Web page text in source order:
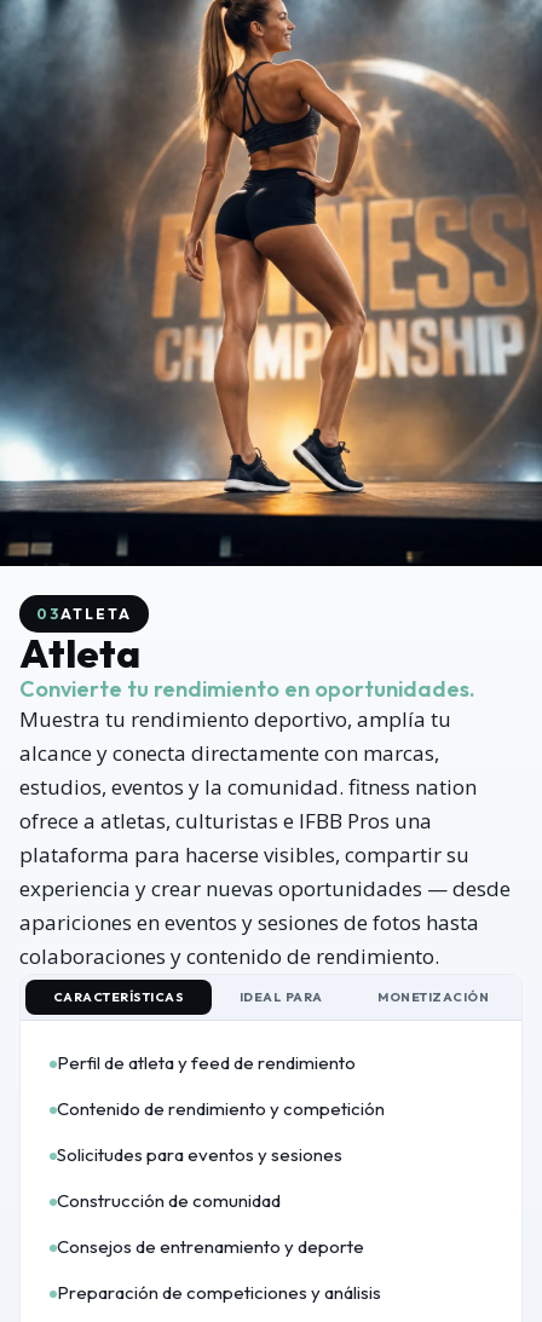
03ATLETA
Atleta
Convierte tu rendimiento en oportunidades.
Muestra tu rendimiento deportivo, amplía tu
alcance y conecta directamente con marcas,
estudios, eventos y la comunidad. fitness nation
ofrece a atletas, culturistas e IFBB Pros una
plataforma para hacerse visibles, compartir su
experiencia y crear nuevas oportunidades — desde
apariciones en eventos y sesiones de fotos hasta
colaboraciones y contenido de rendimiento.
CARACTERÍSTICAS IDEAL PARA MONETIZACIÓN
Perfil de atleta y feed de rendimiento
Contenido de rendimiento y competición
Solicitudes para eventos y sesiones
Construcción de comunidad
Consejos de entrenamiento y deporte
Preparación de competiciones y análisis